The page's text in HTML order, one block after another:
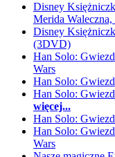
Disney
Merida
Disney
(3DVD)
Han Solo:
Wars
Han Solo:
Han Solo:
więcej...
Han Solo:
Han Solo:
Wars